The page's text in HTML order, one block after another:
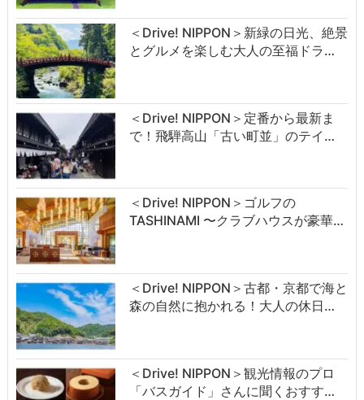
＜Drive! NIPPON＞新緑の日光、絶景
とグルメを楽しむ大人の至福ドラ…
＜Drive! NIPPON＞定番から最新ま
で！飛騨高山「古い町並」のテイ…
＜Drive! NIPPON＞ゴルフの
TASHINAMI 〜クラブハウスが豪華…
＜Drive! NIPPON＞古都・京都で海と
森の自然に抱かれる！大人の休日…
＜Drive! NIPPON＞観光情報のプロ
「バスガイド」さんに聞くおすす…